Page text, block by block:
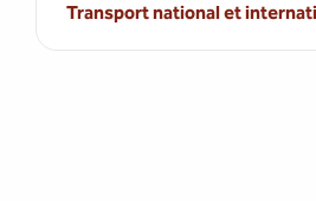
Transport national et